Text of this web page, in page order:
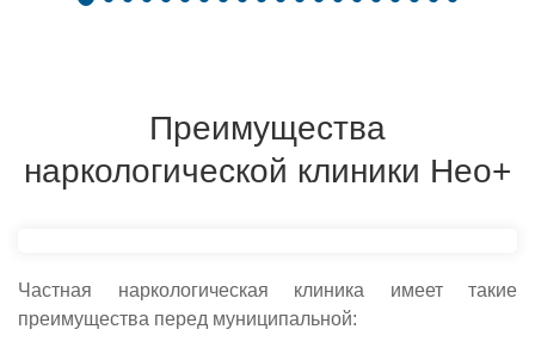
Преимущества
наркологической клиники Нео+
Частная наркологическая клиника имеет такие
преимущества перед муниципальной:
Оставьте заявку!
И мы перезвоним в течение одной минуты
Оставьте заявку!
И мы перезвоним в течение одной минуты
Вызвать врача
Оставьте заявку и мы перезвоним в течние одной
Приедем на дом за 30 минут
Чаще всего ищут:
Вызвать нарколога
И мы перезвоним в течение одной минуты